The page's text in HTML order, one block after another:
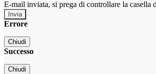
E-mail inviata, si prega di controllare la casella
Errore
Chiudi
Successo
Chiudi